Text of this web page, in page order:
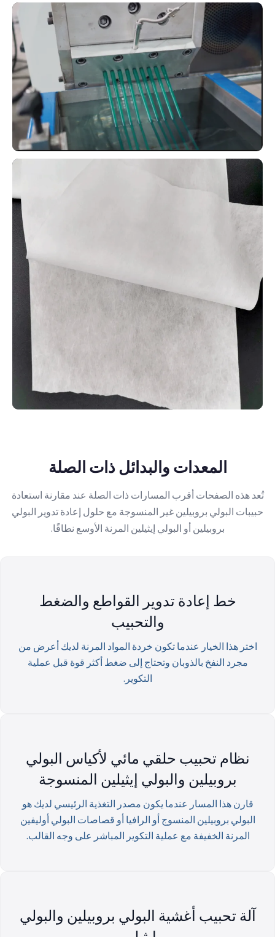
المعدات والبدائل ذات الصلة
تُعد هذه الصفحات أقرب المسارات ذات الصلة عند مقارنة استعادة
حبيبات البولي بروبيلين غير المنسوجة مع حلول إعادة تدوير البولي
بروبيلين أو البولي إيثيلين المرنة الأوسع نطاقًا.
خط إعادة تدوير القواطع والضغط
والتحبيب
اختر هذا الخيار عندما تكون خردة المواد المرنة لديك أعرض من
مجرد النفخ بالذوبان وتحتاج إلى ضغط أكثر قوة قبل عملية
التكوير.
نظام تحبيب حلقي مائي لأكياس البولي
بروبيلين والبولي إيثيلين المنسوجة
قارن هذا المسار عندما يكون مصدر التغذية الرئيسي لديك هو
البولي بروبيلين المنسوج أو الرافيا أو قصاصات البولي أوليفين
المرنة الخفيفة مع عملية التكوير المباشر على وجه القالب.
آلة تحبيب أغشية البولي بروبيلين والبولي